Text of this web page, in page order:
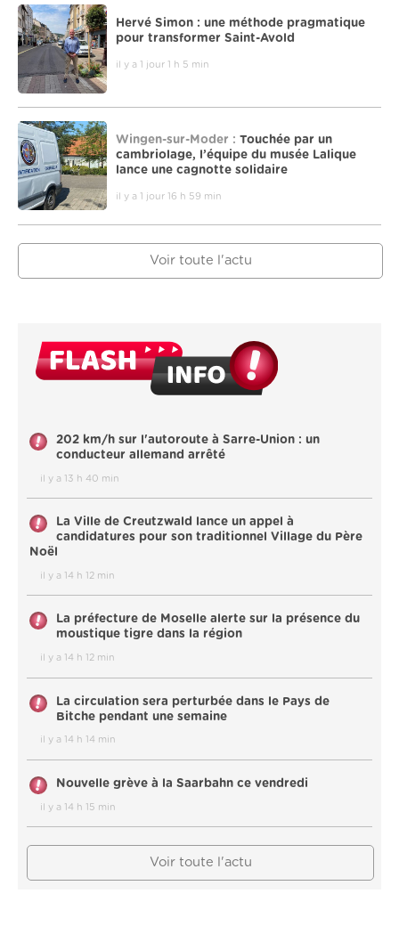
Hervé Simon : une méthode pragmatique
pour transformer Saint-Avold
il y a 1 jour 1 h 5 min
Wingen-sur-Moder : Touchée par un
cambriolage, l’équipe du musée Lalique
lance une cagnotte solidaire
il y a 1 jour 16 h 59 min
Voir toute l'actu
202 km/h sur l'autoroute à Sarre-Union : un
conducteur allemand arrêté
il y a 13 h 40 min
La Ville de Creutzwald lance un appel à
candidatures pour son traditionnel Village du Père
Noël
il y a 14 h 12 min
La préfecture de Moselle alerte sur la présence du
moustique tigre dans la région
il y a 14 h 12 min
La circulation sera perturbée dans le Pays de
Bitche pendant une semaine
il y a 14 h 14 min
Nouvelle grève à la Saarbahn ce vendredi
il y a 14 h 15 min
Voir toute l'actu